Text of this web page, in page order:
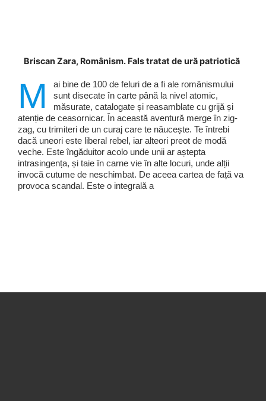
Briscan Zara, Românism. Fals tratat de ură patriotică
M
ai bine de 100 de feluri de a fi ale românismului
sunt disecate în carte până la nivel atomic,
măsurate, catalogate și reasamblate cu grijă și
atenție de ceasornicar. În această aventură merge în zig-
zag, cu trimiteri de un curaj care te năucește. Te întrebi
dacă uneori este liberal rebel, iar alteori preot de modă
veche. Este îngăduitor acolo unde unii ar aștepta
intrasingența, și taie în carne vie în alte locuri, unde alții
invocă cutume de neschimbat. De aceea cartea de față va
provoca scandal. Este o integrală a